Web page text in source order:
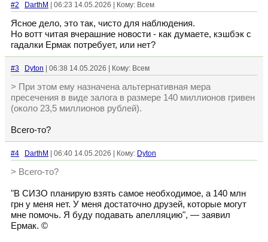
#2 DarthM | 06:23 14.05.2026 | Кому: Всем
Ясное дело, это так, чисто для наблюдения.
Но вотт читая вчерашние новости - как думаете, кэшбэк с
гадалки Ермак потребует, или нет?
#3 Dyton | 06:38 14.05.2026 | Кому: Всем
> При этом ему назначена альтернативная мера
пресечения в виде залога в размере 140 миллионов гривен
(около 23,5 миллионов рублей).
Всего-то?
#4 DarthM | 06:40 14.05.2026 | Кому: Dyton
> Всего-то?
"В СИЗО планирую взять самое необходимое, а 140 млн
грн у меня нет. У меня достаточно друзей, которые могут
мне помочь. Я буду подавать апелляцию", — заявил
Ермак. ©